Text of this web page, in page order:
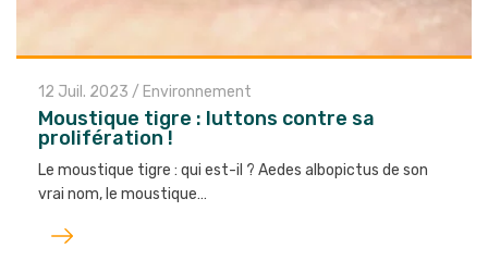
12 Juil. 2023 / Environnement
Moustique tigre : luttons contre sa
prolifération !
Le moustique tigre : qui est-il ? Aedes albopictus de son
vrai nom, le moustique…
Lire
l'article